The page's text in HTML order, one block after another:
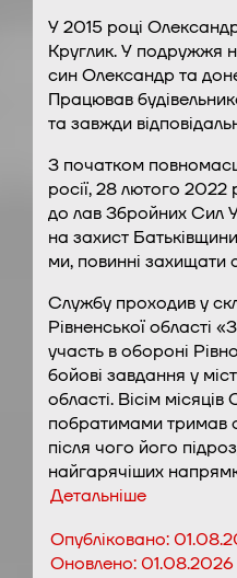
У 2015 році
Круглик. У подружжя
син Олександр та
Працював
та завжди
З початком
росії, 28 лютого 2022
до лав Збройних Сил
на захист
ми, повинні захищати
Службу проходив у
Рівненської області
участь в обороні
бойові завдання у
області. Вісім
побратимами тримав
після чого його
найгарячіших
Детальніше
Опубліковано:
Оновлено:01.08.2026